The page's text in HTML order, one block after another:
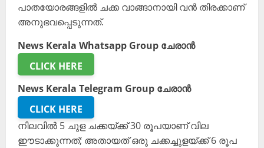
പാതയോരങ്ങളിൽ ചക്ക വാങ്ങാനായി വൻ തിരക്കാണ്
അനുഭവപ്പെടുന്നത്.
News Kerala Whatsapp Group ചേരാൻ
CLICK HERE
News Kerala Telegram Group ചേരാൻ
CLICK HERE
നിലവിൽ 5 ചുള ചക്കയ്ക്ക് 30 രൂപയാണ് വില
ഈടാക്കുന്നത്; അതായത് ഒരു ചക്കച്ചുളയ്ക്ക് 6 രൂപ